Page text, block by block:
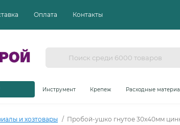
Оплата Контакты
Инструмент Крепеж Расходные
и хозтовары Пробой-ушко гнутое 30х40мм